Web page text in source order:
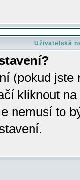
Uživatelská
(pokud
kliknout
nemusí to